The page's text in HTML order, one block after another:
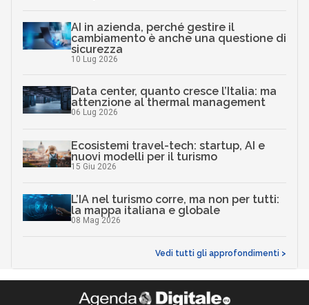
AI in azienda, perché gestire il
cambiamento è anche una questione di
sicurezza
10 Lug 2026
Data center, quanto cresce l’Italia: ma
attenzione al thermal management
06 Lug 2026
Ecosistemi travel-tech: startup, AI e
nuovi modelli per il turismo
15 Giu 2026
L’IA nel turismo corre, ma non per tutti:
la mappa italiana e globale
08 Mag 2026
Vedi tutti gli approfondimenti >